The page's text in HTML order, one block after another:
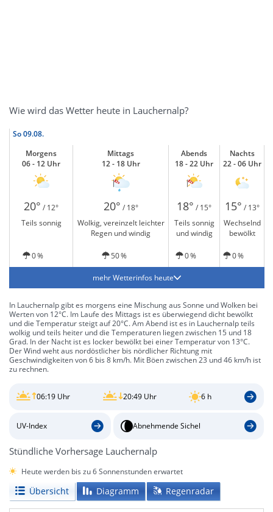
Wie wird das Wetter heute in Lauchernalp?
So09.08.
Morgens
06 - 12 Uhr
Mittags
12 - 18 Uhr
Abends
18 - 22 Uhr
Nachts
22 - 06 Uhr
20° / 12° 20° / 18° 18° / 15° 15° / 13°
Teils sonnig
Wolkig, vereinzelt leichter
Regen und windig
Teils sonnig
und windig
Wechselnd
bewölkt
0 % 50 % 0 % 0 %
mehr Wetterinfos heute
In Lauchernalp gibt es morgens eine Mischung aus Sonne und Wolken bei
Werten von 12°C. Im Laufe des Mittags ist es überwiegend dicht bewölkt
und die Temperatur steigt auf 20°C. Am Abend ist es in Lauchernalp teils
wolkig und teils heiter und die Temperaturen liegen zwischen 15 und 18
Grad. In der Nacht ist es locker bewölkt bei einer Temperatur von 13°C.
Der Wind weht aus nordöstlicher bis nördlicher Richtung mit
Geschwindigkeiten von 6 bis 8 km/h. Mit Böen zwischen 23 und 46 km/h ist
zu rechnen.
06:19 Uhr 20:49 Uhr 6 h
UV-Index Abnehmende Sichel
Stündliche Vorhersage Lauchernalp
Heute werden bis zu 6 Sonnenstunden erwartet
Übersicht Diagramm Regenradar